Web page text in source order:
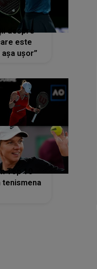
despre
este
ușor”
Top 10
tenismena